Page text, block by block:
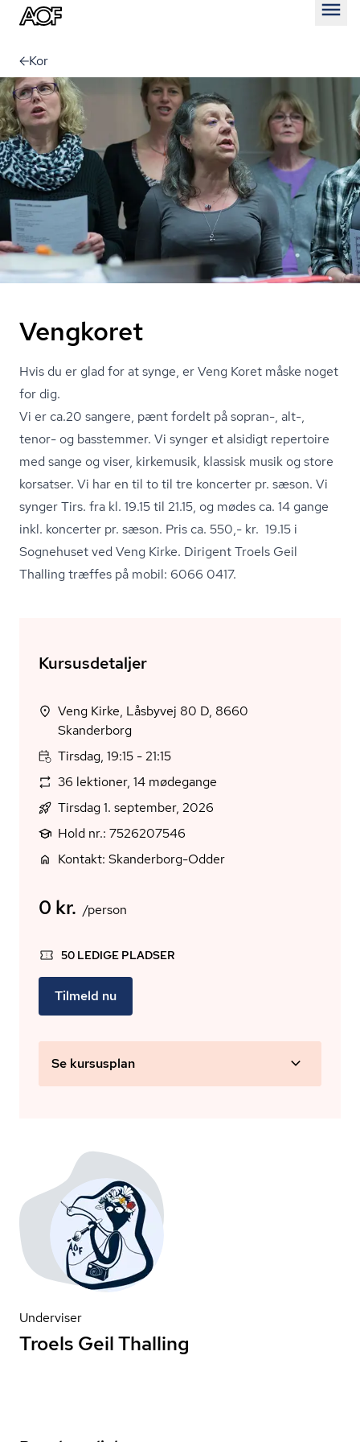
Kor
Vengkoret
Hvis du er glad for at synge, er Veng Koret måske noget
for dig.
Vi er ca.20 sangere, pænt fordelt på sopran-, alt-,
tenor- og basstemmer. Vi synger et alsidigt repertoire
med sange og viser, kirkemusik, klassisk musik og store
korsatser. Vi har en til to til tre koncerter pr. sæson. Vi
synger Tirs. fra kl. 19.15 til 21.15, og mødes ca. 14 gange
inkl. koncerter pr. sæson. Pris ca. 550,- kr. 19.15 i
Sognehuset ved Veng Kirke. Dirigent Troels Geil
Thalling træffes på mobil: 6066 0417.
Kursusdetaljer
Veng Kirke, Låsbyvej 80 D, 8660
Skanderborg
Tirsdag, 19:15 - 21:15
36 lektioner, 14 mødegange
Tirsdag 1. september, 2026
Hold nr.: 7526207546
Kontakt: Skanderborg-Odder
0 kr. /person
50 LEDIGE PLADSER
Tilmeld nu
Se kursusplan
Underviser
Troels Geil Thalling